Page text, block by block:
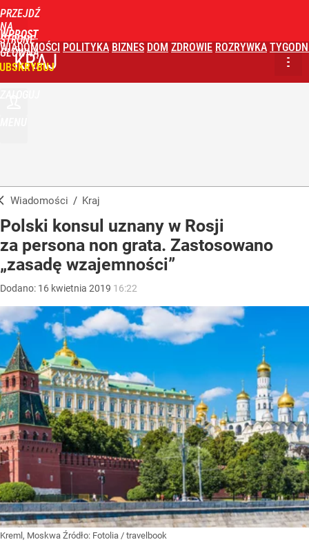
PRZEJDŹ
NA
STRONĘ
GŁÓWNĄ
WPROST
WIADOMOŚCI POLITYKA BIZNES DOM ZDROWIE ROZRYWKA
KRAJ
Wiadomości / Kraj
Polski konsul uznany w Rosji
za persona non grata. Zastosowano
„zasadę wzajemności”
Dodano: 16 kwietnia 2019 16:22
Kreml, Moskwa Źródło: Fotolia / travelbook